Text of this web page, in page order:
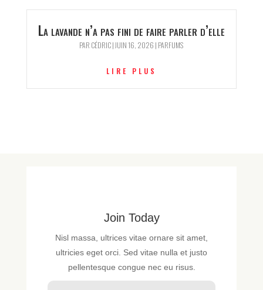
La lavande n’a pas fini de faire parler d’elle
PAR CÉDRIC| JUIN 16, 2026 | PARFUMS
LIRE PLUS
Join Today
Nisl massa, ultrices vitae ornare sit amet,
ultricies eget orci. Sed vitae nulla et justo
pellentesque congue nec eu risus.